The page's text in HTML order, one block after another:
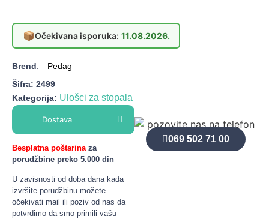
📦Očekivana isporuka: 11.08.2026.
Brend:
Pedag
Šifra: 2499
Kategorija: Ulošci za stopala
Dostava
Besplatna poštarina za
porudžbine preko 5.000 din
U zavisnosti od doba dana kada
izvršite porudžbinu možete
očekivati mail ili poziv od nas da
potvrdimo da smo primili vašu
069 502 71 00